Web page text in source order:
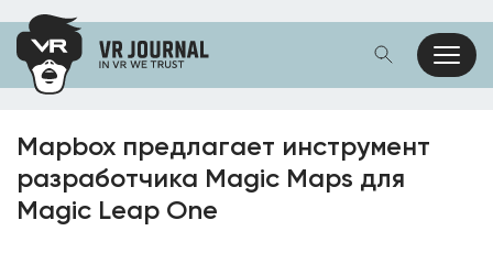
Mapbox предлагает инструмент
разработчика Magic Maps для
Magic Leap One